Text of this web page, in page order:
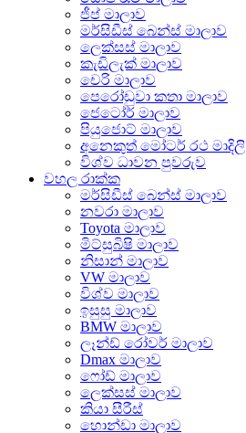
ජීප් මාලාව
මර්සිඩීස් බෙන්ස් මාලාව
ලෙක්සස් මාලාව
කැඩිලැක් මාලාව
චෙරි මාලාව
පෙරෝඩුවා කතා මාලාව
ජෙටෝර් මාලාව
පියුජොට් මාලාව
අනෙකුත් මෝටර් රථ මාදිලි
විශ්ව ධාවන පුවරුව
වහල රාක්ක
මර්සිඩීස් බෙන්ස් මාලාව
නවරා මාලාව
Toyota මාලාව
මිට්සුබිෂි මාලාව
නිසාන් මාලාව
VW මාලාව
විශ්ව මාලාව
ඉසුසු මාලාව
BMW මාලාව
ලෑන්ඩ් රෝවර් මාලාව
Dmax මාලාව
ෆෝඩ් මාලාව
ලෙක්සස් මාලාව
කියා සීරීස්
හොන්ඩා මාලාව